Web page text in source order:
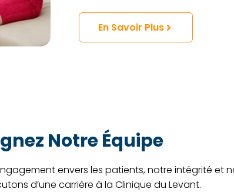
En Savoir Plus
Notre Équipe
envers les patients, notre intégrité et
d’une carrière à la Clinique du Levant.